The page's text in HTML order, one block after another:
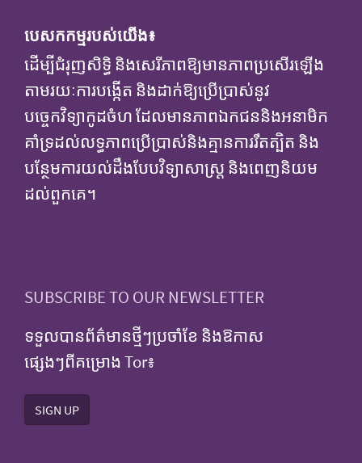
បេសកកម្មរបស់យើង៖
ដើម្បីជំរុញសិទ្ធិ និងសេរីភាពឱ្យមានភាពប្រសើរឡើង
តាមរយៈការបង្កើត និងដាក់ឱ្យប្រើប្រាស់នូវ
បច្ចេកវិទ្យាកូដចំហ ដែលមានភាពឯកជននិងអនាមិក
គាំទ្រដល់លទ្ធភាពប្រើប្រាស់និងគ្មានការរឹតត្បិត និង
បន្ថែមការយល់ដឹងបែបវិទ្យាសាស្ត្រ និងពេញនិយម
ដល់ពួកគេ។
SUBSCRIBE TO OUR NEWSLETTER
ទទួលបានព័ត៌មានថ្មីៗប្រចាំខែ និងឱកាស
ផ្សេងៗពីគម្រោង Tor៖
SIGN UP